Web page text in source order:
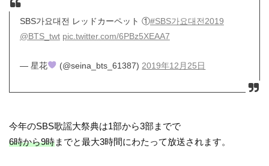
SBS가요대전 レッドカーペット ①#SBS가요대전2019
@BTS_twt pic.twitter.com/6PBz5XEAA7
— 星花 (@seina_bts_61387) 2019年12月25日
今年のSBS歌謡大祭典は1部から3部までで
6時から9時までと最大3時間にわたって放送されます。